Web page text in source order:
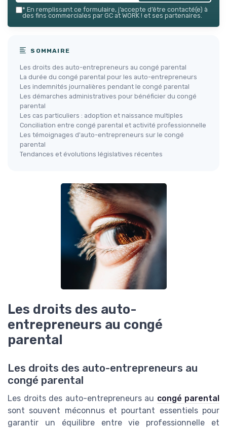
* En remplissant ce formulaire, j’accepte d’être contacté(e) à
des fins commerciales par GC at WORK ! et ses partenaires.
SOMMAIRE
Les droits des auto-entrepreneurs au congé parental
La durée du congé parental pour les auto-entrepreneurs
Les indemnités journalières pendant le congé parental
Les démarches administratives pour bénéficier du congé
parental
Les cas particuliers : adoption et naissance multiples
Conciliation entre congé parental et activité professionnelle
Les témoignages d'auto-entrepreneurs sur le congé
parental
Tendances et évolutions législatives récentes
Les droits des auto-
entrepreneurs au congé
parental
Les droits des auto-entrepreneurs au
congé parental
Les droits des auto-entrepreneurs au congé parental
sont souvent méconnus et pourtant essentiels pour
garantir un équilibre entre vie professionnelle et